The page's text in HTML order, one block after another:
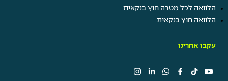
הלוואה לכל מטרה חוץ בנקאית
הלוואה חוץ בנקאית
עקבו אחרינו